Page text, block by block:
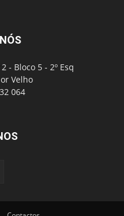
- Bloco 5 - 2º Esq
Velho
064